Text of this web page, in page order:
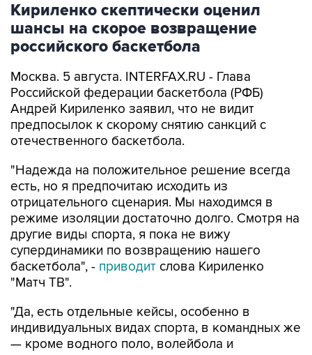
Кириленко скептически оценил
шансы на скорое возвращение
российского баскетбола
Москва. 5 августа. INTERFAX.RU - Глава
Российской федерации баскетбола (РФБ)
Андрей Кириленко заявил, что не видит
предпосылок к скорому снятию санкций с
отечественного баскетбола.
"Надежда на положительное решение всегда
есть, но я предпочитаю исходить из
отрицательного сценария. Мы находимся в
режиме изоляции достаточно долго. Смотря на
другие виды спорта, я пока не вижу
супердинамики по возвращению нашего
баскетбола", - приводит слова Кириленко
"Матч ТВ".
"Да, есть отдельные кейсы, особенно в
индивидуальных видах спорта, в командных же
— кроме водного поло, волейбола и